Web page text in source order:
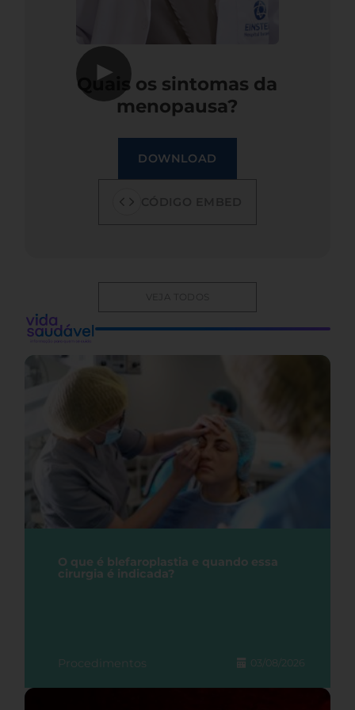
▶
Quais os sintomas da
menopausa?
DOWNLOAD
VEJA TODOS
O que é blefaroplastia e quando essa
cirurgia é indicada?
Procedimentos 03/08/2026